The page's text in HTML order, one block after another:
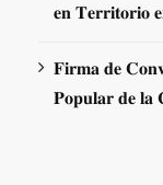
𝐞𝐧
𝐅𝐢𝐫𝐦𝐚 𝐝𝐞
𝐏𝐨𝐩𝐮𝐥𝐚𝐫 𝐝𝐞 𝐥𝐚